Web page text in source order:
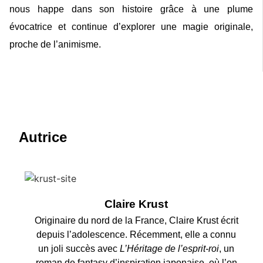
nous happe dans son histoire grâce à une plume
évocatrice et continue d’explorer une magie originale,
proche de l’animisme.
Autrice
Claire Krust
Originaire du nord de la France, Claire Krust écrit
depuis l’adolescence. Récemment, elle a connu
un joli succès avec L’Héritage de l’esprit-roi, un